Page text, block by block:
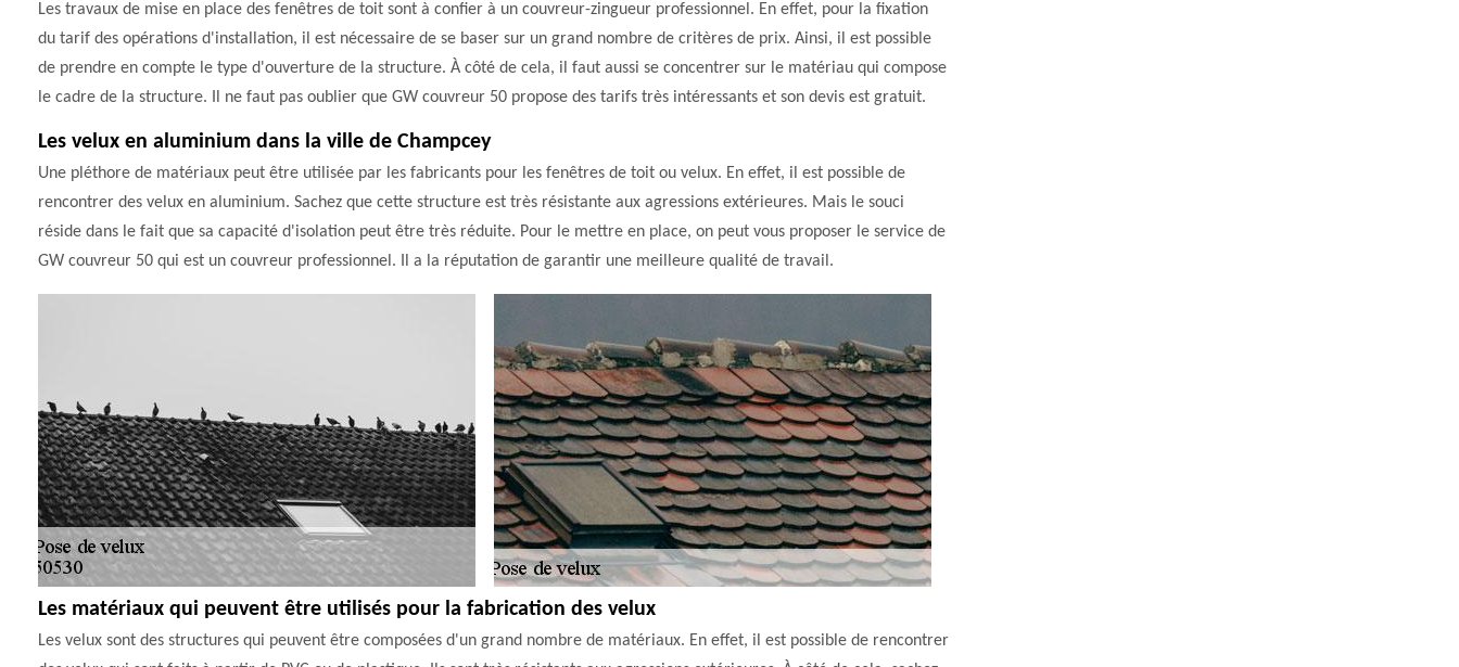
Les travaux de mise en place des fenêtres de toit sont à confier à un couvreur-zingueur professionnel. En effet, pour la fixation
du tarif des opérations d'installation, il est nécessaire de se baser sur un grand nombre de critères de prix. Ainsi, il est possible
de prendre en compte le type d'ouverture de la structure. À côté de cela, il faut aussi se concentrer sur le matériau qui compose
le cadre de la structure. Il ne faut pas oublier que GW couvreur 50 propose des tarifs très intéressants et son devis est gratuit.
Les velux en aluminium dans la ville de Champcey
Une pléthore de matériaux peut être utilisée par les fabricants pour les fenêtres de toit ou velux. En effet, il est possible de
rencontrer des velux en aluminium. Sachez que cette structure est très résistante aux agressions extérieures. Mais le souci
réside dans le fait que sa capacité d'isolation peut être très réduite. Pour le mettre en place, on peut vous proposer le service de
GW couvreur 50 qui est un couvreur professionnel. Il a la réputation de garantir une meilleure qualité de travail.
Les matériaux qui peuvent être utilisés pour la fabrication des velux
Les velux sont des structures qui peuvent être composées d'un grand nombre de matériaux. En effet, il est possible de rencontrer